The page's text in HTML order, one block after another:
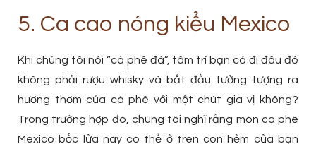
5. Ca cao nóng kiểu Mexico
Khi chúng tôi nói “cà phê đá”, tâm trí bạn có đi đâu đó
không phải rượu whisky và bắt đầu tưởng tượng ra
hương thơm của cà phê với một chút gia vị không?
Trong trường hợp đó, chúng tôi nghĩ rằng món cà phê
Mexico bốc lửa này có thể ở trên con hẻm của bạn